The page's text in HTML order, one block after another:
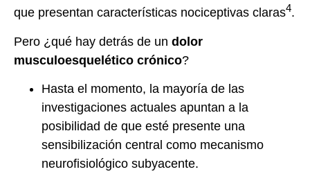
que presentan características nociceptivas claras4.
Pero ¿qué hay detrás de un dolor
musculoesquelético crónico?
Hasta el momento, la mayoría de las
investigaciones actuales apuntan a la
posibilidad de que esté presente una
sensibilización central como mecanismo
neurofisiológico subyacente.